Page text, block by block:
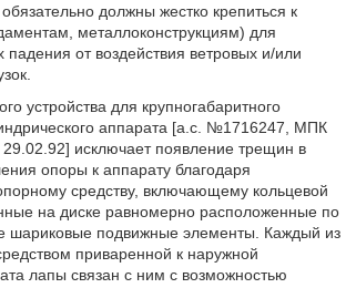
должны жестко крепиться к
металлоконструкциям) для
от воздействия ветровых и/или
устройства для крупногабаритного
аппарата [а.с. №1716247, МПК
исключает появление трещин в
опоры к аппарату благодаря
средству, включающему кольцевой
на диске равномерно расположенные по
шариковые подвижные элементы. Каждый из
приваренной к наружной
лапы связан с ним с возможностью